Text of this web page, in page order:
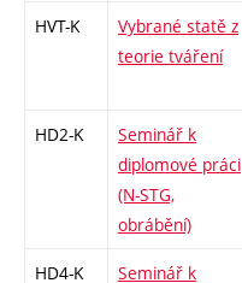
HVT-K
Vybrané statě z
teorie tváření
HD2-K
Seminář k
diplomové práci
(N-STG,
obrábění)
HD4-K
Seminář k